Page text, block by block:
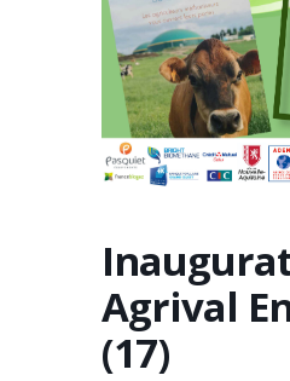
Agrival
(17)